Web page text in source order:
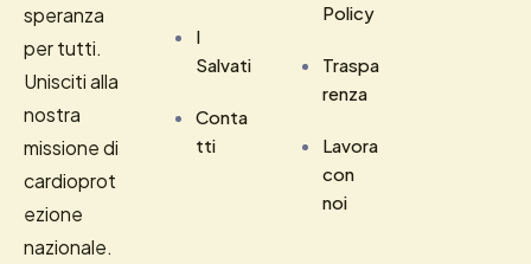
speranza
per tutti.
Unisciti alla
nostra
missione di
cardioprot
ezione
nazionale.
I
Salvati
Conta
tti
Policy
Traspa
renza
Lavora
con
noi